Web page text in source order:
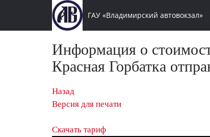
ГАУ «Владимирский автовокзал»
Информация о
Красная Горбатка
Назад
Версия для печати
Скачать тариф